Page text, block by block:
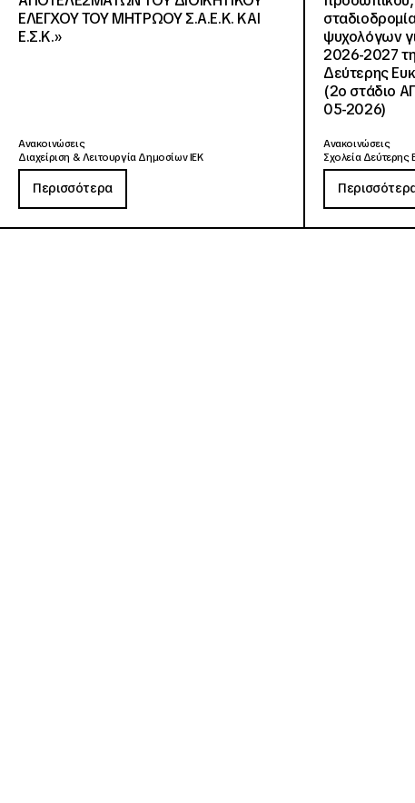
ΕΛΕΓΧΟΥ ΤΟΥ ΜΗΤΡΩΟΥ Σ.Α.Ε.Κ. ΚΑΙ
Ε.Σ.Κ.»
Ανακοινώσεις
Διαχείριση & Λειτουργία Δημοσίων ΙΕΚ
Περισσότερα
ψυχολόγων
2026-2027
Δεύτερης
(2ο στάδιο
05-2026)
Ανακοινώσεις
Σχολεία Δεύτερης